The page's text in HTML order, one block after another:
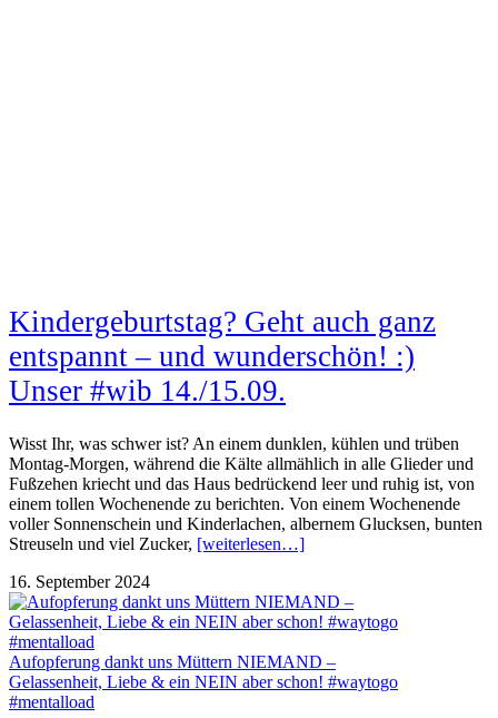
Kindergeburtstag? Geht auch ganz
entspannt – und wunderschön! :)
Unser #wib 14./15.09.
Wisst Ihr, was schwer ist? An einem dunklen, kühlen und trüben
Montag-Morgen, während die Kälte allmählich in alle Glieder und
Fußzehen kriecht und das Haus bedrückend leer und ruhig ist, von
einem tollen Wochenende zu berichten. Von einem Wochenende
voller Sonnenschein und Kinderlachen, albernem Glucksen, bunten
Streuseln und viel Zucker, [weiterlesen…]
16. September 2024
Aufopferung dankt uns Müttern NIEMAND –
Gelassenheit, Liebe & ein NEIN aber schon! #waytogo
#mentalload